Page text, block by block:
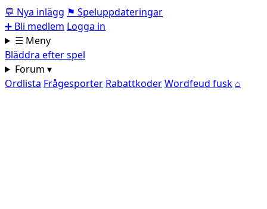
💬 Nya inlägg ⚑ Speluppdateringar
➕ Bli medlem Logga in
☰ Meny
Bläddra efter spel
Forum ▾
Ordlista Frågesporter RabattkoderWordfeud fusk ⌂